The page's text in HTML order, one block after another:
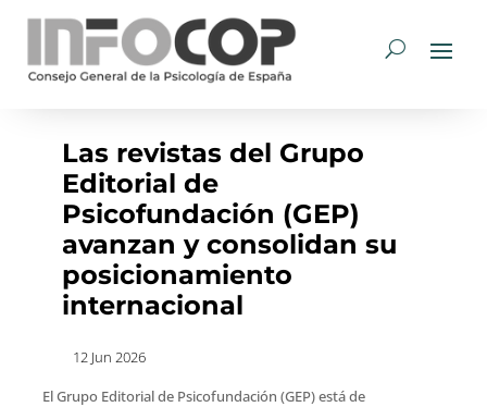
Las revistas del Grupo
Editorial de
Psicofundación (GEP)
avanzan y consolidan su
posicionamiento
internacional
12 Jun 2026
El Grupo Editorial de Psicofundación (GEP) está de